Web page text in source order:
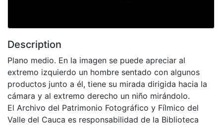
Description
Plano medio. En la imagen se puede apreciar al
extremo izquierdo un hombre sentado con algunos
productos junto a él, tiene su mirada dirigida hacia la
cámara y al extremo derecho un niño mirándolo.
El Archivo del Patrimonio Fotográfico y Fílmico del
Valle del Cauca es responsabilidad de la Biblioteca